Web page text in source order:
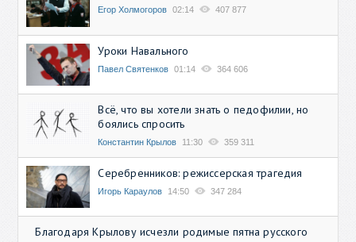
Егор Холмогоров 02:14 407 877
Уроки Навального
Павел Святенков 01:14 364 606
Всё, что вы хотели знать о педофилии, но
боялись спросить
Константин Крылов 11:30 359 311
Серебренников: режиссерская трагедия
Игорь Караулов 14:50 347 284
Благодаря Крылову исчезли родимые пятна русского